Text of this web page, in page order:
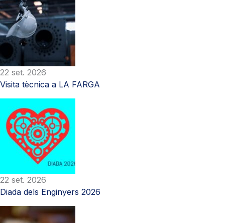
22 set. 2026
Visita tècnica a LA FARGA
22 set. 2026
Diada dels Enginyers 2026